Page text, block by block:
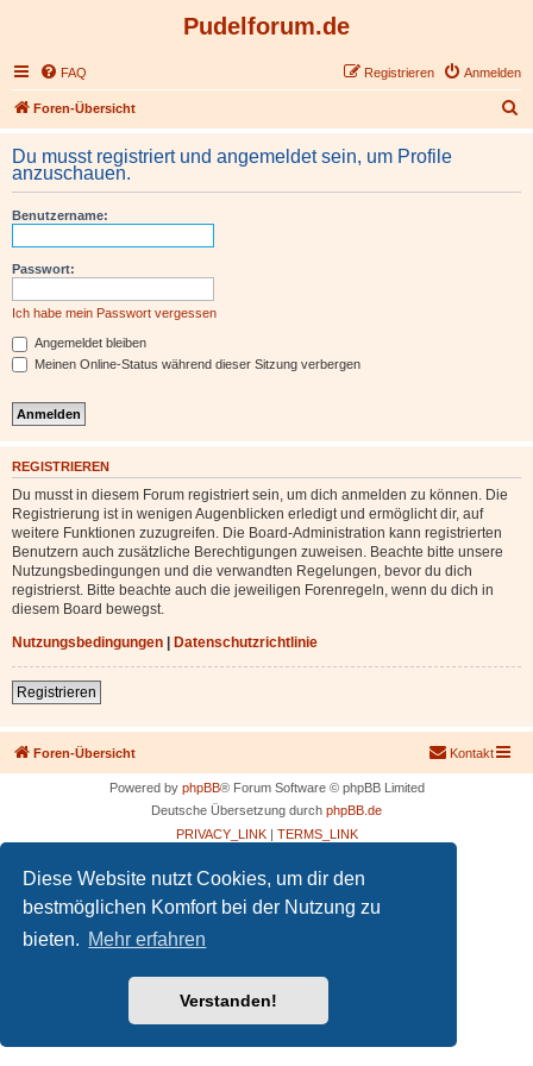
Diese Website nutzt Cookies, um dir den
bestmöglichen Komfort bei der Nutzung zu
bieten. Mehr erfahren
Verstanden!
Pudelforum.de
FAQ Anmelden
Registrieren
Foren-Übersicht
u
h
Du musst registriert und angemeldet sein, um Profile
anzuschauen.
Benutzername:
Passwort:
Ich habe mein Passwort vergessen
Angemeldet bleiben
Meinen Online-Status während dieser Sitzung verbergen
REGISTRIEREN
Du musst in diesem Forum registriert sein, um dich anmelden zu können. Die
Registrierung ist in wenigen Augenblicken erledigt und ermöglicht dir, auf
weitere Funktionen zuzugreifen. Die Board-Administration kann registrierten
Benutzern auch zusätzliche Berechtigungen zuweisen. Beachte bitte unsere
Nutzungsbedingungen und die verwandten Regelungen, bevor du dich
registrierst. Bitte beachte auch die jeweiligen Forenregeln, wenn du dich in
diesem Board bewegst.
Nutzungsbedingungen | Datenschutzrichtlinie
Registrieren
Foren-Übersicht Kontakt
Powered by phpBB® Forum Software © phpBB Limited
Deutsche Übersetzung durch phpBB.de
PRIVACY_LINK| TERMS_LINK